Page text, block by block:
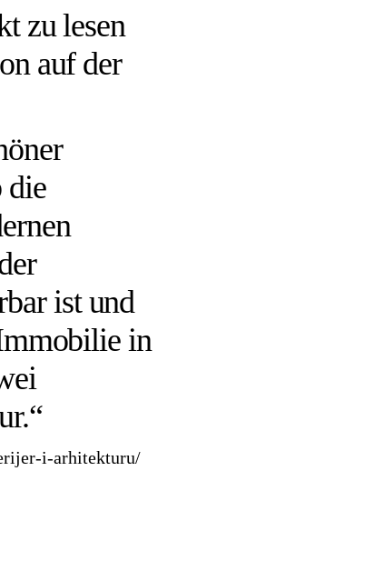
zu lesen
auf der
die
ist und
in
i-arhitekturu/